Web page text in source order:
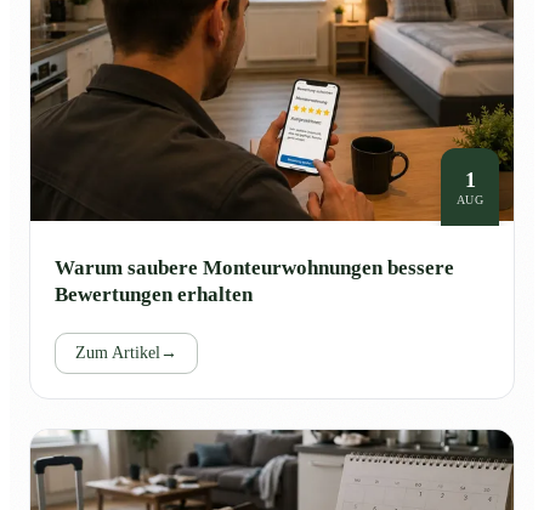
1
AUG
Warum saubere Monteurwohnungen bessere
Bewertungen erhalten
Zum Artikel→